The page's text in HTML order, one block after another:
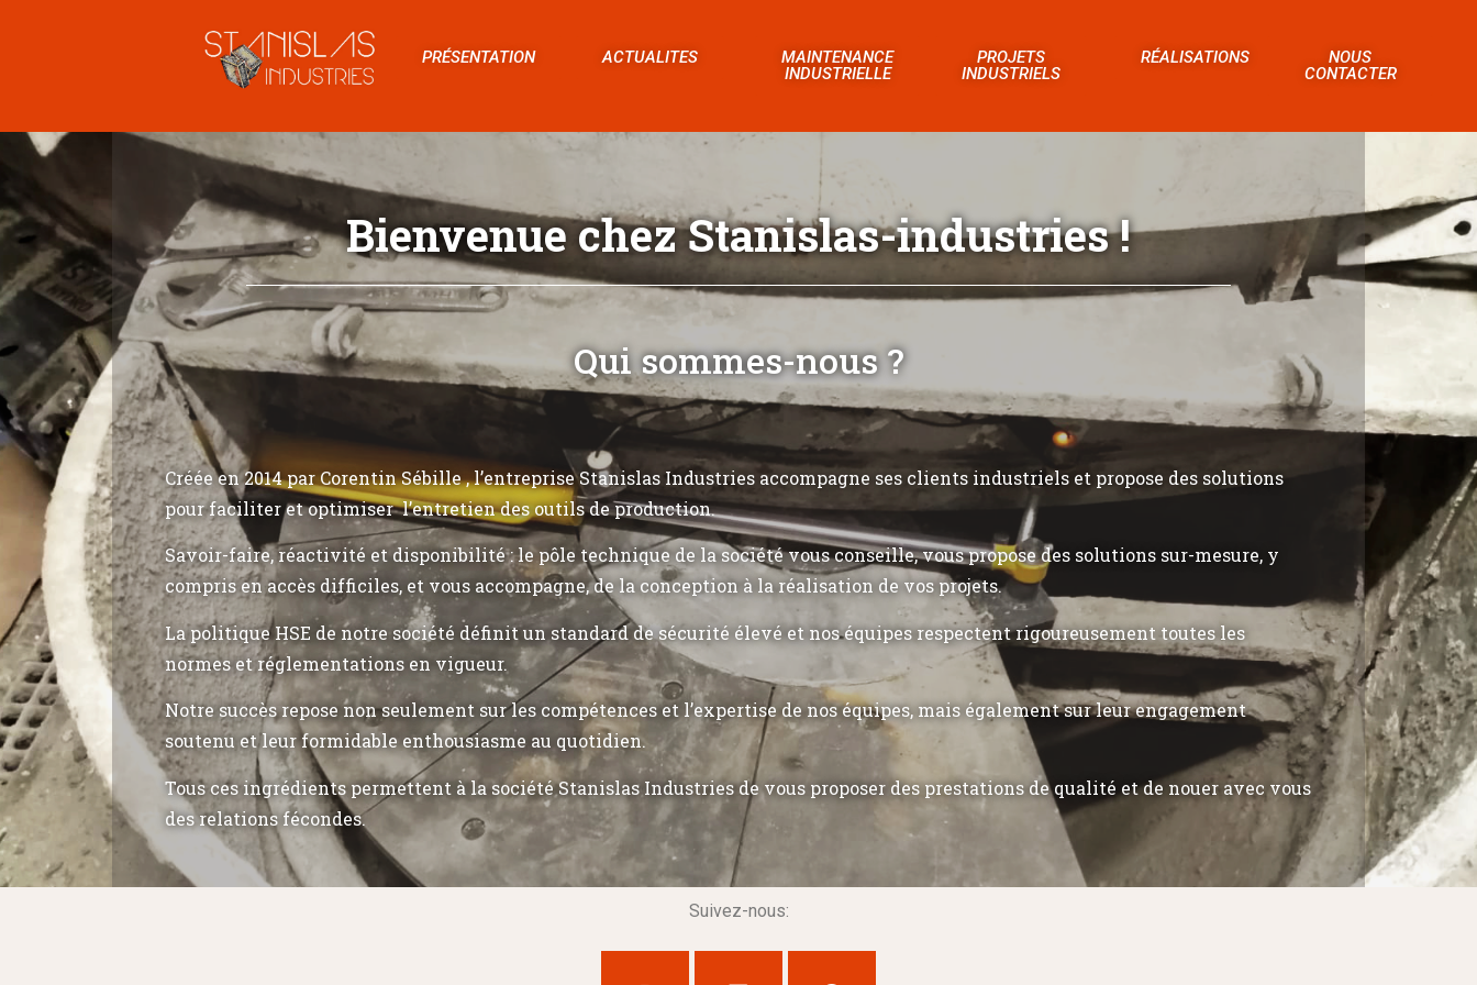
PRÉSENTATION ACTUALITES
MAINTENANCE
INDUSTRIELLE
PROJETS
INDUSTRIELS
RÉALISATIONS
NOUS
CONTACTER
Bienvenue chez Stanislas-industries !
Qui sommes-nous ?
Créée en 2014 par Corentin Sébille , l’entreprise Stanislas Industries accompagne ses clients industriels et propose des solutions
pour faciliter et optimiser l’entretien des outils de production.
Savoir-faire, réactivité et disponibilité : le pôle technique de la société vous conseille, vous propose des solutions sur-mesure, y
compris en accès difficiles, et vous accompagne, de la conception à la réalisation de vos projets.
La politique HSE de notre société définit un standard de sécurité élevé et nos équipes respectent rigoureusement toutes les
normes et réglementations en vigueur.
Notre succès repose non seulement sur les compétences et l’expertise de nos équipes, mais également sur leur engagement
soutenu et leur formidable enthousiasme au quotidien.
Tous ces ingrédients permettent à la société Stanislas Industries de vous proposer des prestations de qualité et de nouer avec vous
des relations fécondes.
Suivez-nous: